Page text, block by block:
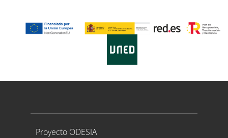
Proyecto ODESIA
Proyecto ODESIA